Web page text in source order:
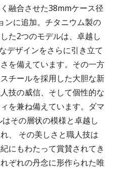
融合させた38mmケース径
ンに追加。チタニウム製の
た2つのモデルは、卓越し
デザインをさらに引き立て
を備えています。その一方
チールを採用した大胆な新
技の威信、そして個性的な
を兼ね備えています。ダマ
その層状の模様と卓越し
、 その美しさと職人技は
にもわたって賞賛されてき
ぞれの丹念に形作られた唯